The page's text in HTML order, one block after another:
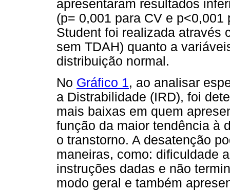
apresentaram resultados
(p= 0,001 para CV e p<0,001
Student foi realizada através
sem TDAH) quanto a
distribuição normal.
No Gráfico 1, ao analisar
a Distrabilidade (IRD), foi
mais baixas em quem
função da maior tendência à
o transtorno. A desatenção
maneiras, como: dificuldade
instruções dadas e não
modo geral e também